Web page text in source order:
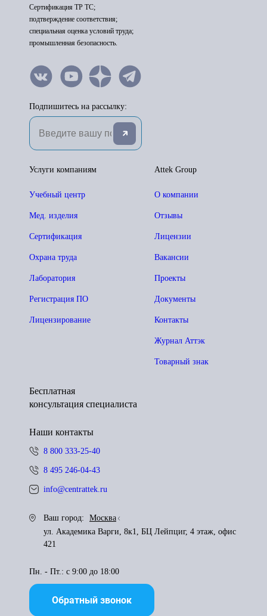
Сертификация ТР ТС;
подтверждение соответствия;
специальная оценка условий труда;
промышленная безопасность.
Подпишитесь на рассылку:
Attek Group
О компании
Отзывы
Лицензии
Вакансии
Проекты
Документы
Контакты
Журнал Аттэк
Товарный знак
Услуги компаниям
Учебный центр
Мед. изделия
Сертификация
Охрана труда
Лаборатория
Регистрация ПО
Лицензирование
Бесплатная
консультация специалиста
Наши контакты
8 800 333-25-40
8 495 246-04-43
info@centrattek.ru
Ваш город:
Москва
ул. Академика Варги, 8к1, БЦ Лейпциг, 4 этаж, офис
421
Пн. - Пт.: с 9:00 до 18:00
Обратный звонок